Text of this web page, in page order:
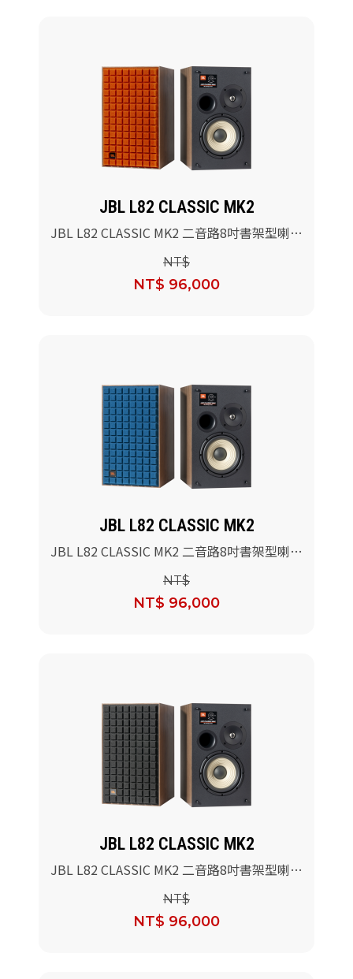
JBL L82 CLASSIC MK2
JBL L82 CLASSIC MK2 二音路8吋書架型喇叭
NT$
NT$ 96,000
JBL L82 CLASSIC MK2
JBL L82 CLASSIC MK2 二音路8吋書架型喇叭
NT$
NT$ 96,000
JBL L82 CLASSIC MK2
JBL L82 CLASSIC MK2 二音路8吋書架型喇叭
NT$
NT$ 96,000